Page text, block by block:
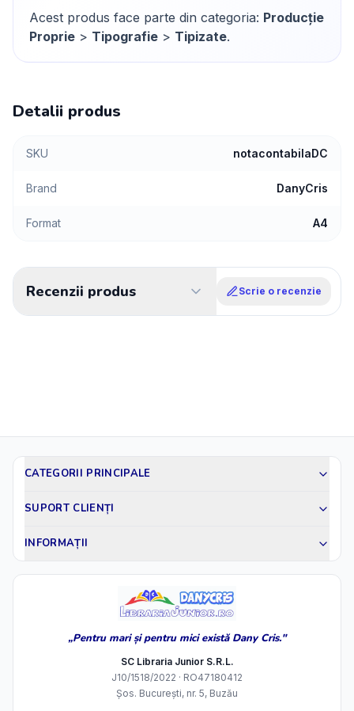
Acest produs face parte din categoria: Producție
Proprie > Tipografie > Tipizate.
Detalii produs
SKU notacontabilaDC
Brand DanyCris
Format A4
Recenzii produs Scrie o recenzie
CATEGORII PRINCIPALE
SUPORT CLIENȚI
INFORMAȚII
„Pentru mari și pentru mici există Dany Cris."
SC Libraria Junior S.R.L.
J10/1518/2022 · RO47180412
Șos. București, nr. 5, Buzău